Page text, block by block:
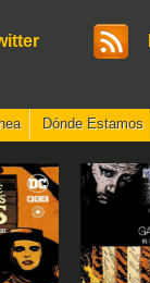
Dónde Estamos